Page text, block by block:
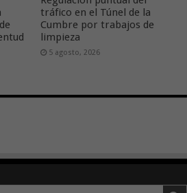
tráfico en el Túnel de la
Cumbre por trabajos de
limpieza
5 agosto, 2026